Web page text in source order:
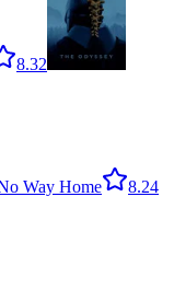
8.32
Way Home 8.24